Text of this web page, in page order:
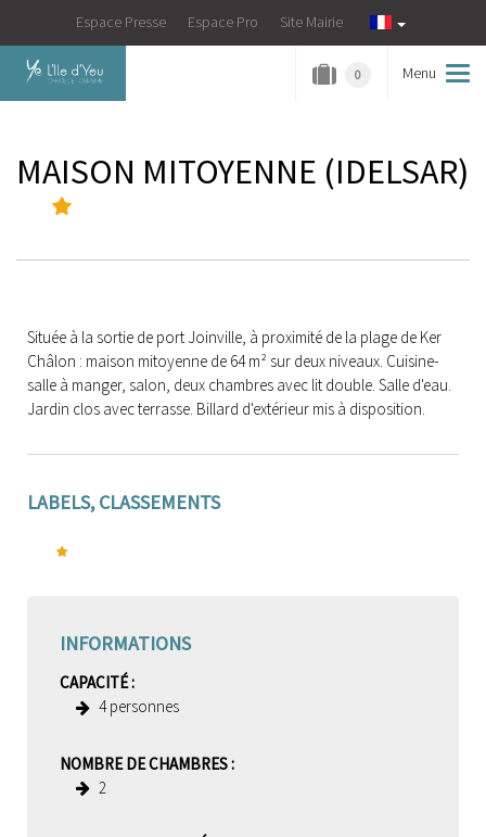
Espace Presse Espace Pro Site Mairie
Menu
0
MAISON MITOYENNE (IDELSAR)
Située à la sortie de port Joinville, à proximité de la plage de Ker
Châlon : maison mitoyenne de 64 m² sur deux niveaux. Cuisine-
salle à manger, salon, deux chambres avec lit double. Salle d'eau.
Jardin clos avec terrasse. Billard d'extérieur mis à disposition.
LABELS, CLASSEMENTS
INFORMATIONS
CAPACITÉ:
4 personnes
NOMBRE DE CHAMBRES:
2